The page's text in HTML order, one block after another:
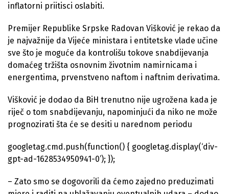
inflatorni priitisci oslabiti.
Premijer Republike Srpske Radovan Višković je rekao da
je najvažnije da Vijeće ministara i entitetske vlade učine
sve što je moguće da kontrolišu tokove snabdijevanja
domaćeg tržišta osnovnim životnim namirnicama i
energentima, prvenstveno naftom i naftnim derivatima.
Višković je dodao da BiH trenutno nije ugrožena kada je
riječ o tom snabdijevanju, napominjući da niko ne može
prognozirati šta će se desiti u narednom periodu
googletag.cmd.push(function() { googletag.display(‘div-
gpt-ad-1628534950941-0’); });
– Zato smo se dogovorili da ćemo zajedno preduzimati